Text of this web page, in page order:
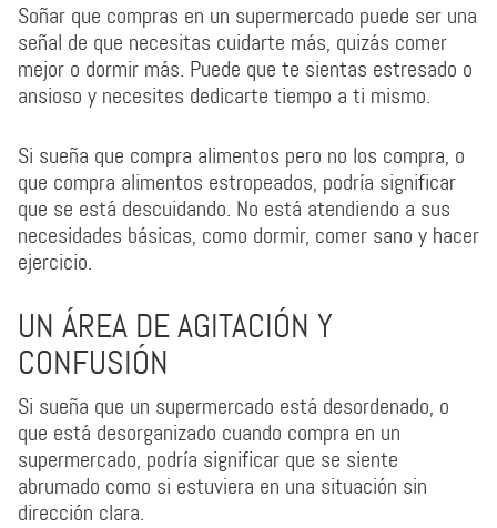
Soñar que compras en un supermercado puede ser una
señal de que necesitas cuidarte más, quizás comer
mejor o dormir más. Puede que te sientas estresado o
ansioso y necesites dedicarte tiempo a ti mismo.
Si sueña que compra alimentos pero no los compra, o
que compra alimentos estropeados, podría significar
que se está descuidando. No está atendiendo a sus
necesidades básicas, como dormir, comer sano y hacer
ejercicio.
UN ÁREA DE AGITACIÓN Y
CONFUSIÓN
Si sueña que un supermercado está desordenado, o
que está desorganizado cuando compra en un
supermercado, podría significar que se siente
abrumado como si estuviera en una situación sin
dirección clara.